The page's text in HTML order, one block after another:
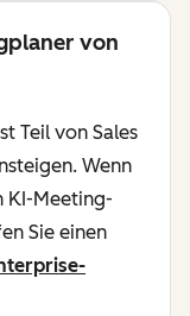
von
Teil von Sales
Wenn
KI-Meeting-
Sie einen